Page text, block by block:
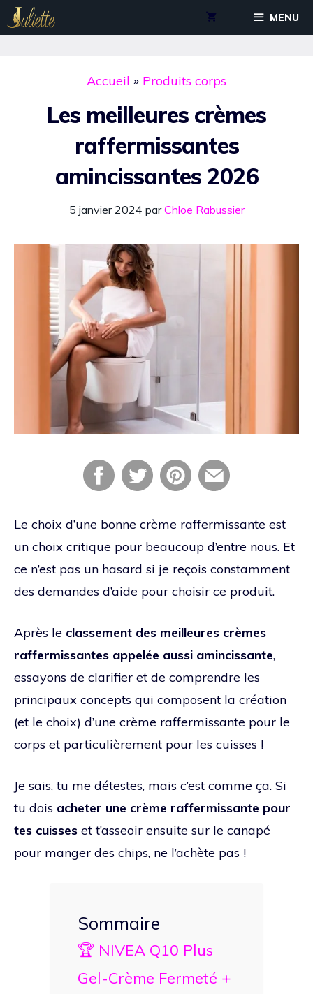
Aller
au
MENU
Accueil » Produits corps
Les meilleures crèmes
raffermissantes
amincissantes 2026
5 janvier 2024 parChloe Rabussier
Le choix d’une bonne crème raffermissante est
un choix critique pour beaucoup d’entre nous. Et
ce n’est pas un hasard si je reçois constamment
des demandes d’aide pour choisir ce produit.
Après le classement des meilleures crèmes
raffermissantes appelée aussi amincissante,
essayons de clarifier et de comprendre les
principaux concepts qui composent la création
(et le choix) d’une crème raffermissante pour le
corps et particulièrement pour les cuisses !
Je sais, tu me détestes, mais c’est comme ça. Si
tu dois acheter une crème raffermissante pour
tes cuisses et t’asseoir ensuite sur le canapé
pour manger des chips, ne l’achète pas !
Sommaire
🏆 NIVEA Q10 Plus
Gel-Crème Fermeté +